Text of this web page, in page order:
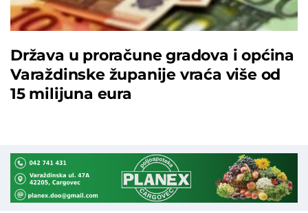
Država u proračune gradova i općina
Varaždinske županije vraća više od
15 milijuna eura